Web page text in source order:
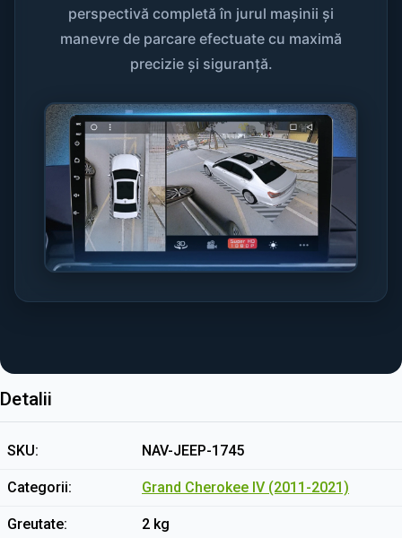
perspectivă completă în jurul mașinii și
manevre de parcare efectuate cu maximă
precizie și siguranță.
Detalii
SKU NAV-JEEP-1745
Categorii Grand Cherokee IV (2011-2021)
Greutate 2 kg